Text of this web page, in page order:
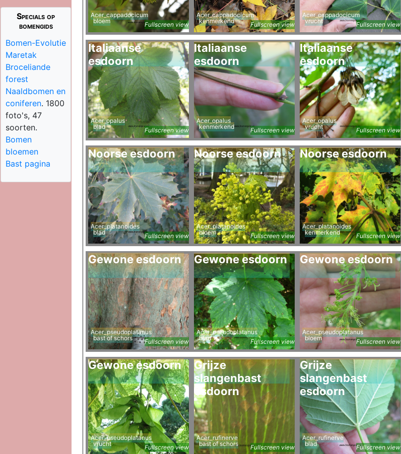
Specials op
bomengids
Bomen-Evolutie
Maretak
Broceliande
forest
Naaldbomen en
coniferen. 1800
foto's, 47
soorten.
Bomen
bloemen
Bast pagina
Acer_cappadocicum
bloem
Fullscreen view
Acer_cappadocicum
kenmerkend
Fullscreen view
Acer_cappadocicum
vrucht
Fullscreen view
Italiaanse
esdoorn
Acer_opalus
blad
Fullscreen view
Italiaanse
esdoorn
Acer_opalus
kenmerkend
Fullscreen view
Italiaanse
esdoorn
Acer_opalus
vrucht
Fullscreen view
Noorse esdoorn
Acer_platanoides
blad
Fullscreen view
Noorse esdoorn
Acer_platanoides
bloem
Fullscreen view
Noorse esdoorn
Acer_platanoides
kenmerkend
Fullscreen view
Gewone esdoorn
Acer_pseudoplatanus
bast of schors
Fullscreen view
Gewone esdoorn
Acer_pseudoplatanus
blad
Fullscreen view
Gewone esdoorn
Acer_pseudoplatanus
bloem
Fullscreen view
Gewone esdoorn
Acer_pseudoplatanus
vrucht
Fullscreen view
Grijze
slangenbast
esdoorn
Acer_rufinerve
bast of schors
Fullscreen view
Grijze
slangenbast
esdoorn
Acer_rufinerve
blad
Fullscreen view